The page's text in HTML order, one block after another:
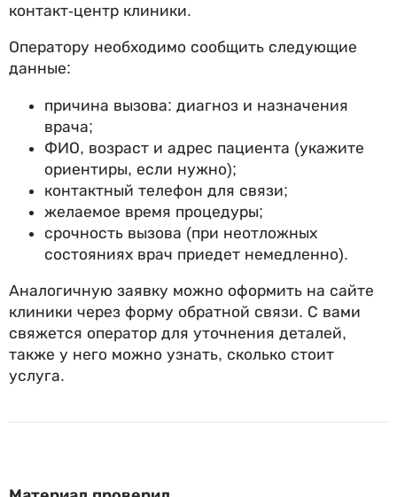
контакт-центр клиники.
Оператору необходимо сообщить следующие
данные:
причина вызова: диагноз и назначения
врача;
ФИО, возраст и адрес пациента (укажите
ориентиры, если нужно);
контактный телефон для связи;
желаемое время процедуры;
срочность вызова (при неотложных
состояниях врач приедет немедленно).
Аналогичную заявку можно оформить на сайте
клиники через форму обратной связи. С вами
свяжется оператор для уточнения деталей,
также у него можно узнать, сколько стоит
услуга.